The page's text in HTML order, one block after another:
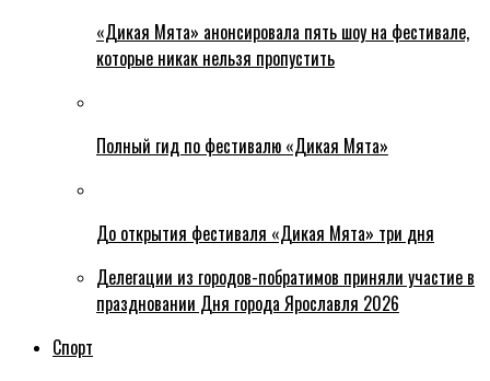
«Дикая Мята» анонсировала пять шоу на фестивале,
которые никак нельзя пропустить
Полный гид по фестивалю «Дикая Мята»
До открытия фестиваля «Дикая Мята» три дня
Делегации из городов-побратимов приняли участие в
праздновании Дня города Ярославля 2026
Спорт